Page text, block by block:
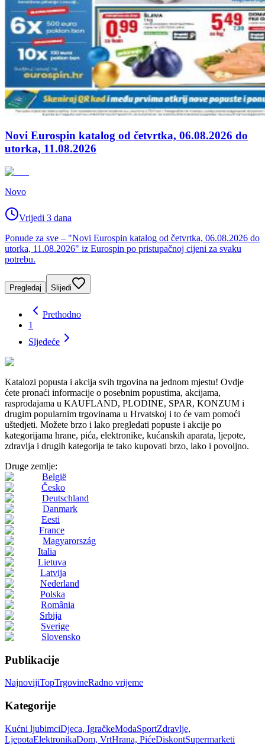
Novi Eurospin katalog od četvrtka, 06.08.2026 do
utorka, 11.08.2026
Novo
Vrijedi 3 dana
Ponude za sve – "Novi Eurospin katalog od četvrtka, 06.08.2026 do
utorka, 11.08.2026" iz Eurospin po pristupačnoj cijeni za svaku
potrebu.
Pregledaj Slijedi
Prethodno
1
Sljedeće
Katalozi popusta i akcija svih trgovina na jednom mjestu! Ovdje
ćete pronaći informacije o posebnim popustima, akcijama,
rasprodajama u KAUFLAND, PLODINE, SPAR, KONZUM i
drugim popularnim trgovinama u Hrvatskoj i to će vam pomoći
uštedjeti. Možete brzo i lako pregledati popuste i akcije po
kategorijama hrane, pića, elektronike, kućanskih aparata, ljepote,
zdravlja i drugih kategorija te tako kupovati brzo, lako i povoljno.
Druge zemlje:
België
Česko
Deutschland
Danmark
Eesti
France
Magyarország
Italia
Lietuva
Latvija
Nederland
Polska
România
Srbija
Sverige
Slovensko
Publikacije
NajnovijiTopTrgovineRadno vrijeme
Kategorije
Kućni ljubimciDjeca, IgračkeModaSportZdravlje,
LjepotaElektronikaDom, VrtHrana, PićeDiskontSupermarketi